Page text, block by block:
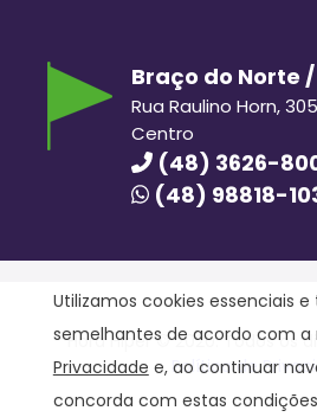
Braço do Norte /
Rua Raulino Horn,
Centro
(48) 3626-
(48) 98818-
Hora Hiper © 2020. Todos os
Política de
Utilizamos cookies essenciais
semelhantes de acordo com a
Privacidade e, ao continuar
concorda com estas